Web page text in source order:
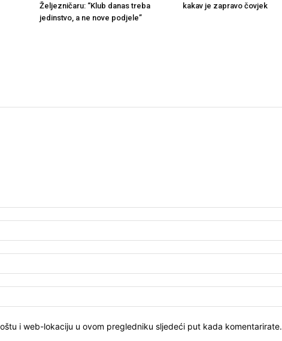
Željezničaru: “Klub danas treba
jedinstvo, a ne nove podjele”
kakav je zapravo čovjek
i web-lokaciju u ovom pregledniku sljedeći put kada komentarirate.